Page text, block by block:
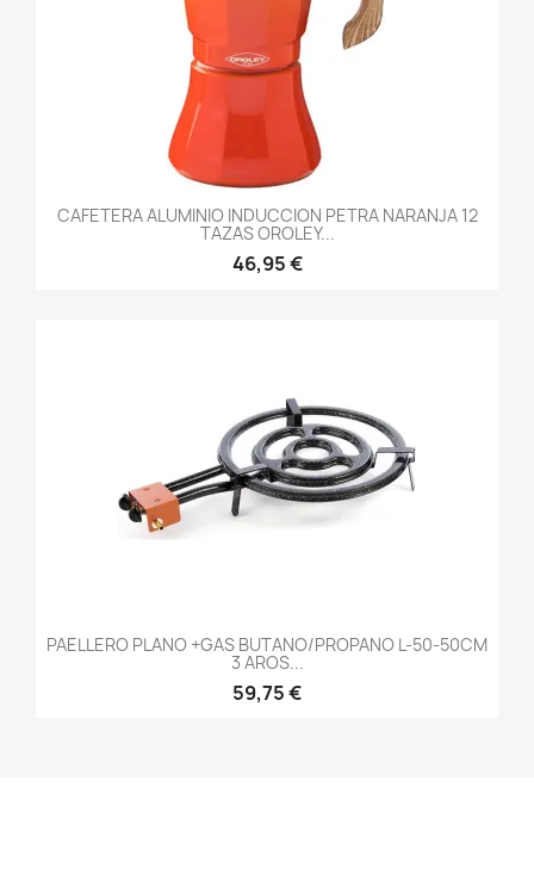
CAFETERA ALUMINIO INDUCCION PETRA NARANJA 12
TAZAS OROLEY...
46,95 €
PAELLERO PLANO +GAS BUTANO/PROPANO L-50-50CM
3 AROS...
59,75 €